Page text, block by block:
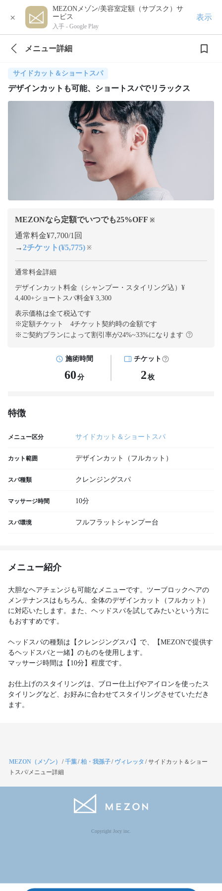
×
MEZONメゾン/美容室定額（サブスク）サ
ービス
入手 - Google Play
表示
メニュー詳細
サイドカット＆ショートスパ
デザインカットも可能、ショートスパでリラックス
MEZONなら定額でいつでも25%OFF ※
通常料金¥7,700/1回
→2チケット(¥5,775) ※
通常料金詳細
デザインカット料金（シャンプー・スタイリング込）¥
4,400+ショートスパ料金¥ 3,300
表示価格は全て税込です
※定額チケット 4チケット契約時の金額です
※ご契約プランによって割引率が24%~33%になります
施術時間
60 分
チケット
2 枚
特徴
メニュー区分 サイドカット＆ショートスパ
カット範囲 デザインカット（フルカット）
スパ種類 クレンジングスパ
マッサージ時間 10分
スパ環境 フルフラットシャンプー台
メニュー紹介
大胆なヘアチェンジも可能なメニューです。ツーブロックヘアの
メンテナンスはもちろん、全体のデザインカット（フルカット）
に対応いたします。また、ヘッドスパを試してみたいという方に
もおすすめです。
ヘッドスパの種類は【クレンジングスパ】で、【MEZONで提供す
るヘッドスパと一緒】のものを使用します。
マッサージ時間は【10分】程度です。
お仕上げのスタイリングは、ブロー仕上げやアイロンを使ったス
タイリングなど、お好みに合わせてスタイリングさせていただき
ます。
MEZON（メゾン） /千葉/柏・我孫子/ ヴィレッタ /サイドカット＆ショー
トスパ/メニュー詳細
Copyright Jocy inc.